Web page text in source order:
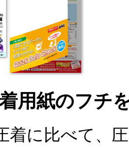
用紙のフチ
着に比べて、